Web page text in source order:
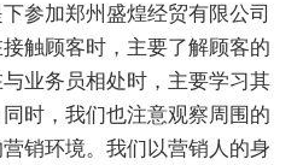
参加郑州盛煌经贸有限公司
触顾客时，主要了解顾客的
业务员相处时，主要学习其
时，我们也注意观察周围的
销环境。我们以营销人的身